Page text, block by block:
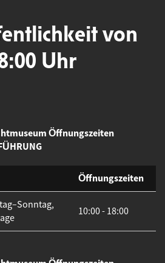
von
Uhr
Öffnungszeiten
Öffnungszeiten
10:00 - 18:00